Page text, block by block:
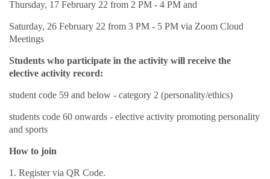
Thursday, 17 February 22 from 2 PM - 4 PM and
Saturday, 26 February 22 from 3 PM - 5 PM via Zoom Cloud
Meetings
Students who participate in the activity will receive the
elective activity record:
student code 59 and below - category 2 (personality/ethics)
students code 60 onwards - elective activity promoting personality
and sports
How to join
1. Register via QR Code.